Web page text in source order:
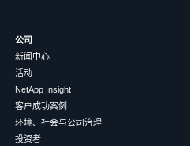
公司
新闻中心
活动
NetApp Insight
客户成功案例
环境、社会与公司治理
投资者